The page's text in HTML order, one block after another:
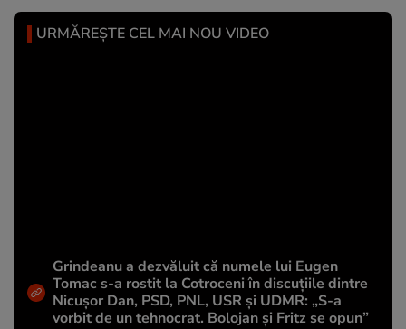
URMĂREȘTE CEL MAI NOU VIDEO
Grindeanu a dezvăluit că numele lui Eugen
Tomac s-a rostit la Cotroceni în discuțiile dintre
Nicușor Dan, PSD, PNL, USR și UDMR: „S-a
vorbit de un tehnocrat. Bolojan și Fritz se opun”